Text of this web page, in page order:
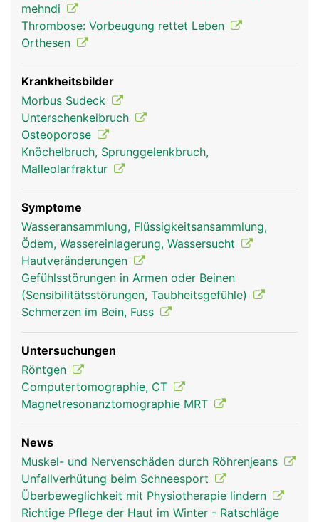
Unterschenkel Frau
Unterschenkel
mehndi
Thrombose: Vorbeugung rettet Leben
Orthesen
Krankheitsbilder
Morbus Sudeck
Unterschenkelbruch
Osteoporose
Knöchelbruch, Sprunggelenkbruch,
Malleolarfraktur
Symptome
Wasseransammlung, Flüssigkeitsansammlung,
Ödem, Wassereinlagerung, Wassersucht
Hautveränderungen
Gefühlsstörungen in Armen oder Beinen
(Sensibilitätsstörungen, Taubheitsgefühle)
Schmerzen im Bein, Fuss
Untersuchungen
Röntgen
Computertomographie, CT
Magnetresonanztomographie MRT
News
Muskel- und Nervenschäden durch Röhrenjeans
Unfallverhütung beim Schneesport
Überbeweglichkeit mit Physiotherapie lindern
Richtige Pflege der Haut im Winter - Ratschläge